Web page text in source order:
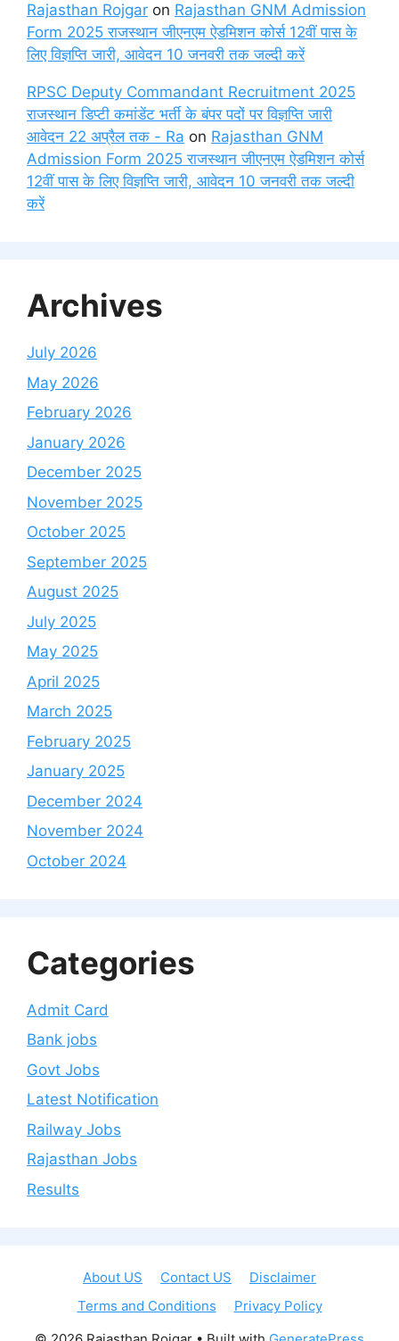
Rajasthan Rojgar on Rajasthan GNM Admission
Form 2025 राजस्थान जीएनएम ऐडमिशन कोर्स 12वीं पास के
लिए विज्ञप्ति जारी, आवेदन 10 जनवरी तक जल्दी करें
RPSC Deputy Commandant Recruitment 2025
राजस्थान डिप्टी कमांडेंट भर्ती के बंपर पदों पर विज्ञप्ति जारी
आवेदन 22 अप्रैल तक - Ra on Rajasthan GNM
Admission Form 2025 राजस्थान जीएनएम ऐडमिशन कोर्स
12वीं पास के लिए विज्ञप्ति जारी, आवेदन 10 जनवरी तक जल्दी
करें
Archives
July 2026
May 2026
February 2026
January 2026
December 2025
November 2025
October 2025
September 2025
August 2025
July 2025
May 2025
April 2025
March 2025
February 2025
January 2025
December 2024
November 2024
October 2024
Categories
Admit Card
Bank jobs
Govt Jobs
Latest Notification
Railway Jobs
Rajasthan Jobs
Results
About US Contact US
Disclaimer
Terms and Conditions
Privacy Policy